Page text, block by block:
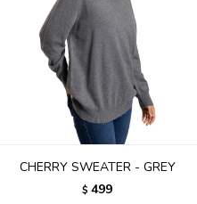
CHERRY SWEATER - GREY
$ 499